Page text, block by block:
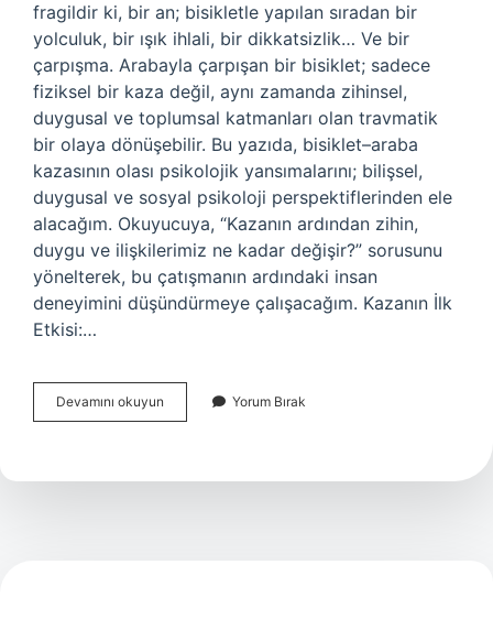
fragildir ki, bir an; bisikletle yapılan sıradan bir
yolculuk, bir ışık ihlali, bir dikkatsizlik… Ve bir
çarpışma. Arabayla çarpışan bir bisiklet; sadece
fiziksel bir kaza değil, aynı zamanda zihinsel,
duygusal ve toplumsal katmanları olan travmatik
bir olaya dönüşebilir. Bu yazıda, bisiklet–araba
kazasının olası psikolojik yansımalarını; bilişsel,
duygusal ve sosyal psikoloji perspektiflerinden ele
alacağım. Okuyucuya, “Kazanın ardından zihin,
duygu ve ilişkilerimiz ne kadar değişir?” sorusunu
yönelterek, bu çatışmanın ardındaki insan
deneyimini düşündürmeye çalışacağım. Kazanın İlk
Etkisi:…
Devamını okuyun
arabaya
olur
Yorum Bırak